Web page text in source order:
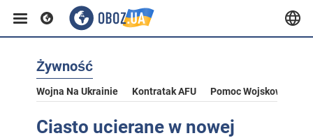
Żywność
Wojna Na Ukrainie Kontratak AFU Pomoc Wojskowa Dla
Ciasto ucierane w nowej